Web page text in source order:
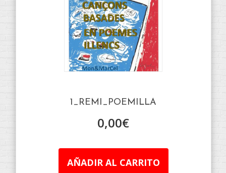
1_REMI_POEMILLA
0,00€
AÑADIR AL CARRITO